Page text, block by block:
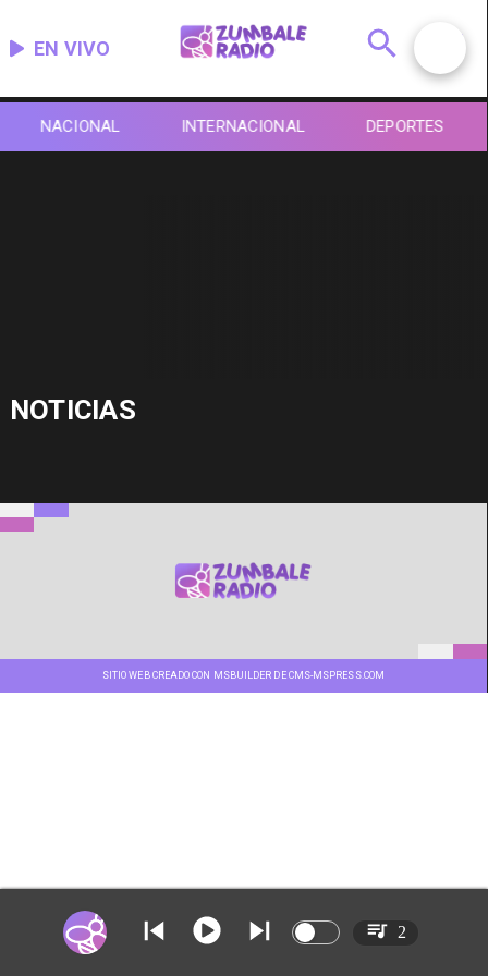
EN VIVO
NACIONAL INTERNACIONAL DEPORTES
NOTICIAS
SITIO WEB CREADO CON MSBUILDER DE CMS-MSPRESS.COM
2